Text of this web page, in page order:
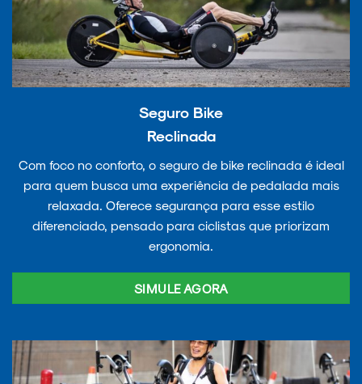
Seguro Bike
Reclinada
Com foco no conforto, o seguro de bike reclinada é ideal
para quem busca uma experiência de pedalada mais
relaxada. Oferece segurança para esse estilo
diferenciado, pensado para ciclistas que priorizam
ergonomia.
SIMULE AGORA